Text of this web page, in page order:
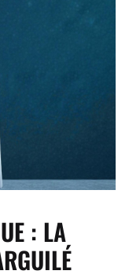
: LA